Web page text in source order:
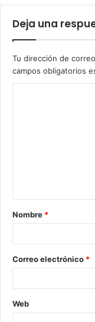
Deja una
Tu dirección de
campos obligatorios
Nombre *
Correo electrónico *
Web